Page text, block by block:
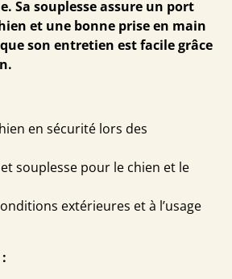
Sa souplesse assure un port
et une bonne prise en main
son entretien est facile grâce
en sécurité lors des
souplesse pour le chien et le
extérieures et à l’usage